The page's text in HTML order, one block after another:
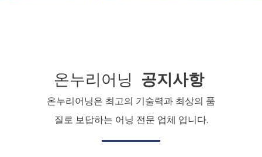
온누리어닝 공지사항
온누리어닝은 최고의 기술력과 최상의 품
질로 보답하는 어닝 전문 업체 입니다.